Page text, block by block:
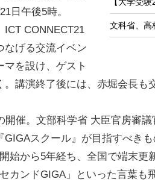
日午後5時。
CONNECT21
なげる交流イベン
マを設け、ゲスト
。講演終了後には、赤堀会長も
催。文部科学省 大臣官房審議
スクール』が目指すべきも
始から5年経ち、全国で端末更
カンドGIGA」といった言葉